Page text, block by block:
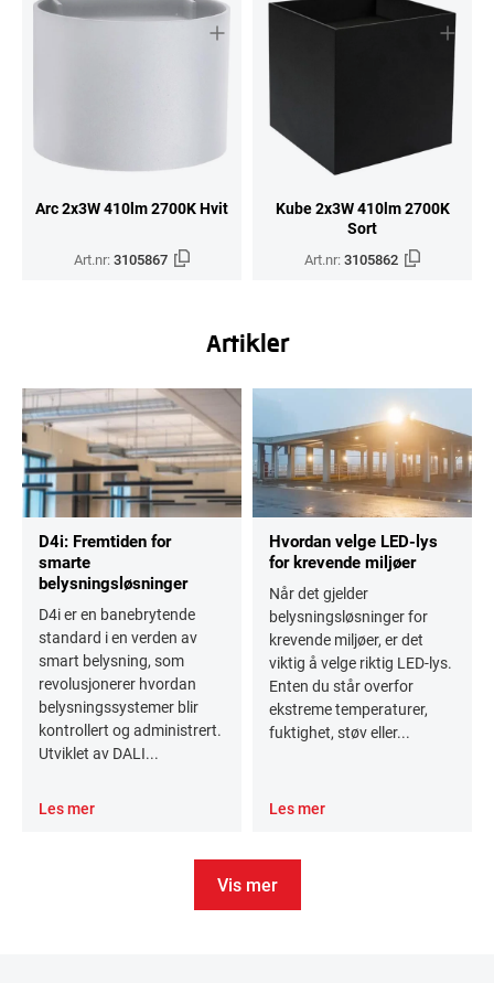
Arc 2x3W 410lm 2700K Hvit
Art.nr:3105867
Kube 2x3W 410lm 2700K
Sort
Art.nr:3105862
Artikler
D4i: Fremtiden for
smarte
belysningsløsninger
D4i er en banebrytende
standard i en verden av
smart belysning, som
revolusjonerer hvordan
belysningssystemer blir
kontrollert og administrert.
Utviklet av DALI...
Les mer
Hvordan velge LED-lys
for krevende miljøer
Når det gjelder
belysningsløsninger for
krevende miljøer, er det
viktig å velge riktig LED-lys.
Enten du står overfor
ekstreme temperaturer,
fuktighet, støv eller...
Les mer
Vis mer